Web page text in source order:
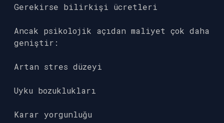
Gerekirse bilirkişi ücretleri
Ancak psikolojik açıdan maliyet çok daha
geniştir:
Artan stres düzeyi
Uyku bozuklukları
Karar yorgunluğu